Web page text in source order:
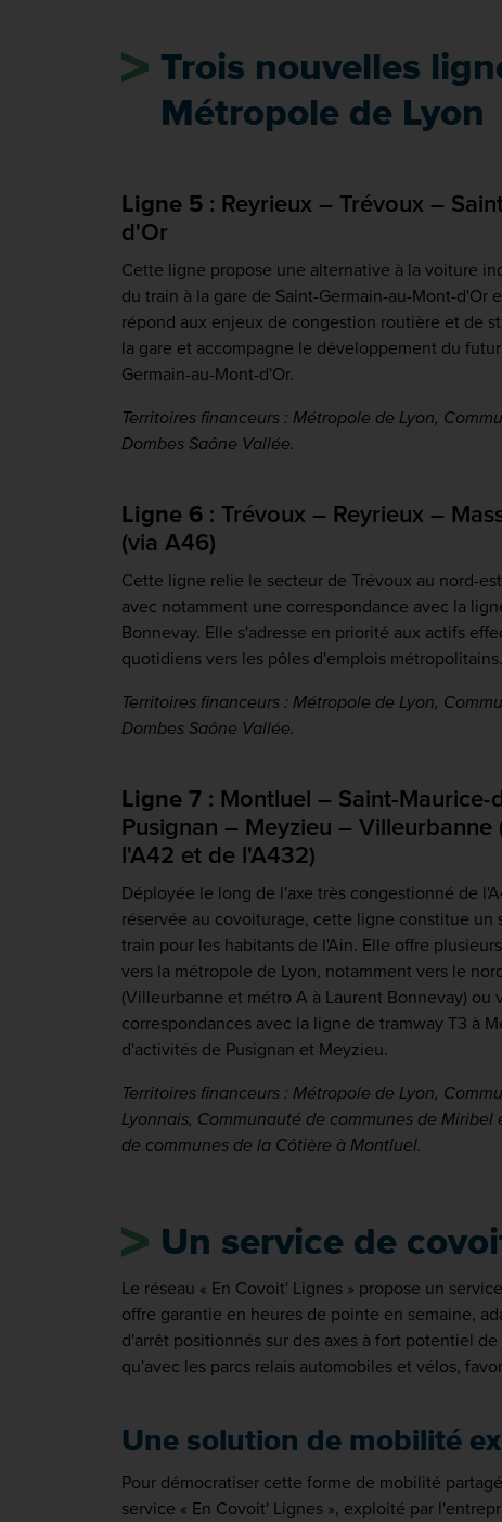
Trois nouvelles
Métropole de Lyon
Ligne 5 : Reyrieux – Trévoux –
d'Or
Cette ligne propose une alternative à la voiture
du train à la gare de Saint-Germain-au-Mont-d'Or
répond aux enjeux de congestion routière et de
la gare et accompagne le développement du
Germain-au-Mont-d'Or.
Territoires financeurs : Métropole de Lyon,
Dombes Saône Vallée.
Ligne 6 : Trévoux – Reyrieux –
(via A46)
Cette ligne relie le secteur de Trévoux au nord-
avec notamment une correspondance avec la
Bonnevay. Elle s'adresse en priorité aux actifs
quotidiens vers les pôles d'emplois métropolitains.
Territoires financeurs : Métropole de Lyon,
Dombes Saône Vallée.
Ligne 7 : Montluel – Saint-Maurice-
Pusignan – Meyzieu –
l'A42 et de l'A432)
Déployée le long de l'axe très congestionné de
réservée au covoiturage, cette ligne constitue un
train pour les habitants de l'Ain. Elle offre
vers la métropole de Lyon, notamment vers le
(Villeurbanne et métro A à Laurent Bonnevay) ou
correspondances avec la ligne de tramway T3 à
d'activités de Pusignan et Meyzieu.
Territoires financeurs : Métropole de Lyon,
Lyonnais, Communauté de communes de
de communes de la Côtière à Montluel.
Un service de
Le réseau « En Covoit' Lignes » propose un
offre garantie en heures de pointe en semaine,
d'arrêt positionnés sur des axes à fort potentiel
qu'avec les parcs relais automobiles et vélos,
Une solution de mobilité
Pour démocratiser cette forme de mobilité
service « En Covoit' Lignes », exploité par